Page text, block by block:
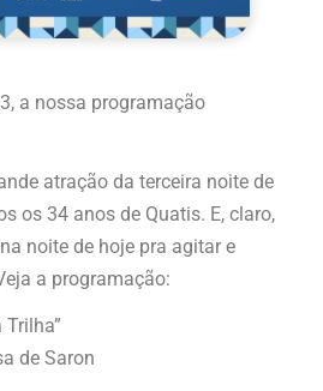
a nossa programação
atração da terceira noite de
os 34 anos de Quatis. E, claro,
noite de hoje pra agitar e
a programação:
de Saron